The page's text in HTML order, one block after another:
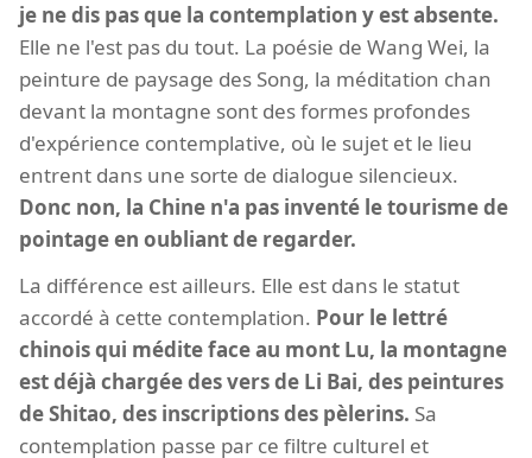
je ne dis pas que la contemplation y est absente.
Elle ne l'est pas du tout. La poésie de Wang Wei, la
peinture de paysage des Song, la méditation chan
devant la montagne sont des formes profondes
d'expérience contemplative, où le sujet et le lieu
entrent dans une sorte de dialogue silencieux.
Donc non, la Chine n'a pas inventé le tourisme de
pointage en oubliant de regarder.
La différence est ailleurs. Elle est dans le statut
accordé à cette contemplation. Pour le lettré
chinois qui médite face au mont Lu, la montagne
est déjà chargée des vers de Li Bai, des peintures
de Shitao, des inscriptions des pèlerins. Sa
contemplation passe par ce filtre culturel et